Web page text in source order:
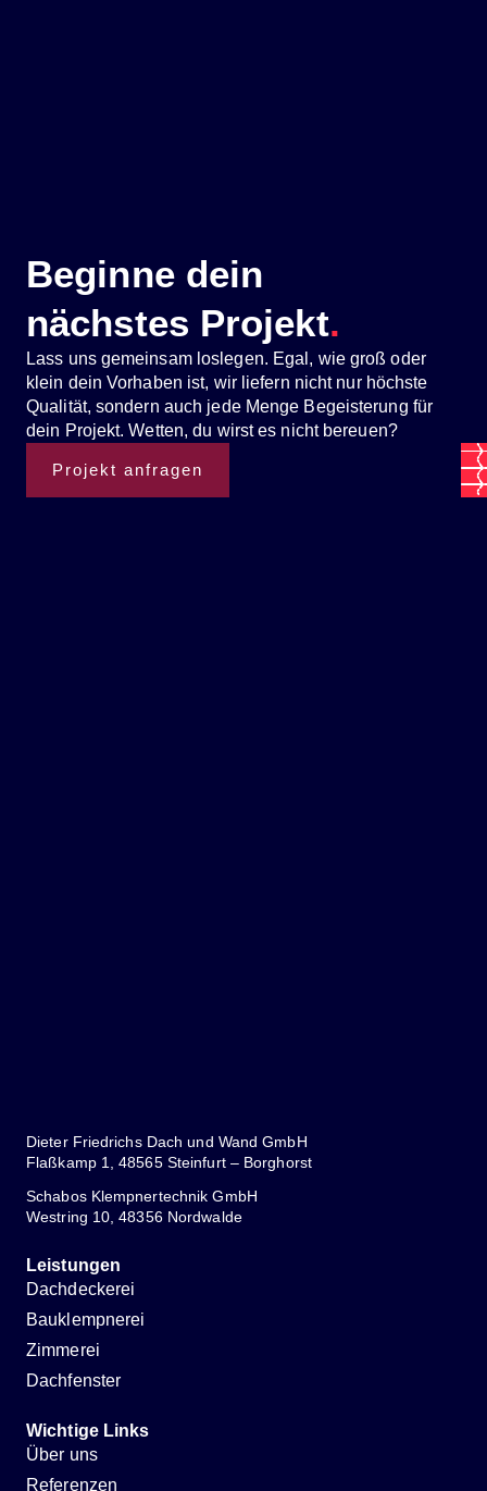
Beginne dein
nächstes Projekt.
Lass uns gemeinsam loslegen. Egal, wie groß oder
klein dein Vorhaben ist, wir liefern nicht nur höchste
Qualität, sondern auch jede Menge Begeisterung für
dein Projekt. Wetten, du wirst es nicht bereuen?
Projekt anfragen
Dieter Friedrichs Dach und Wand GmbH
Flaßkamp 1, 48565 Steinfurt – Borghorst
Schabos Klempnertechnik GmbH
Westring 10, 48356 Nordwalde
Leistungen
Dachdeckerei
Bauklempnerei
Zimmerei
Dachfenster
Wichtige Links
Über uns
Referenzen